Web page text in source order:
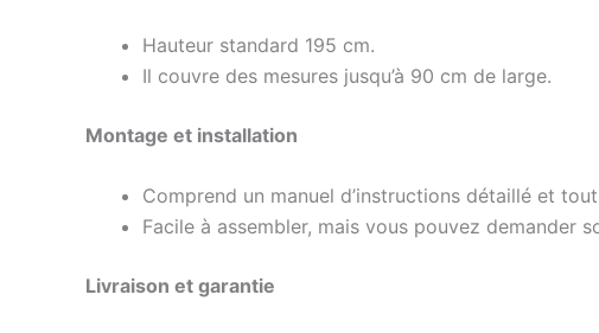
Hauteur standard 195 cm.
Il couvre des mesures jusqu’à 90 cm de large.
Montage et installation
Comprend un manuel d’instructions détaillé et
Facile à assembler, mais vous pouvez demander
Livraison et garantie